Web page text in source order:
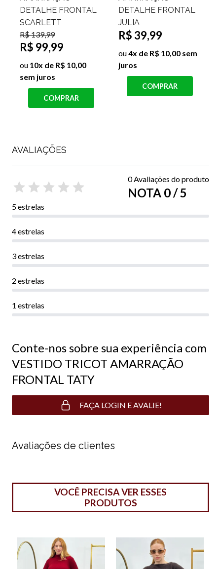
DETALHE FRONTAL
SCARLETT
R$ 139,99
R$ 99,99
ou 10x de R$ 10,00
sem juros
COMPRAR
DETALHE FRONTAL
JULIA
R$ 39,99
ou4x de R$ 10,00 sem
juros
COMPRAR
AVALIAÇÕES
0 Avaliações do produto
NOTA 0 / 5
5 estrelas
4 estrelas
3 estrelas
2 estrelas
1 estrelas
Conte-nos sobre sua experiência com
VESTIDO TRICOT AMARRAÇÃO
FRONTAL TATY
FAÇA LOGIN E AVALIE!
Avaliações de clientes
VOCÊ PRECISA VER ESSES
PRODUTOS